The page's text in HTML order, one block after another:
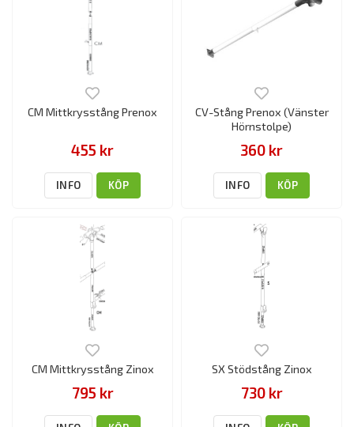
CM Mittkrysstång Prenox
455 kr
INFO KÖP
CV-Stång Prenox (Vänster
Hörnstolpe)
360 kr
INFO KÖP
CM Mittkrysstång Zinox
795 kr
SX Stödstång Zinox
730 kr